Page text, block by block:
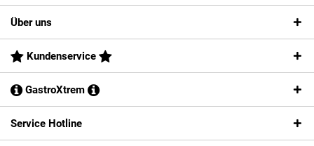
Über uns
Kundenservice
GastroXtrem
Service Hotline